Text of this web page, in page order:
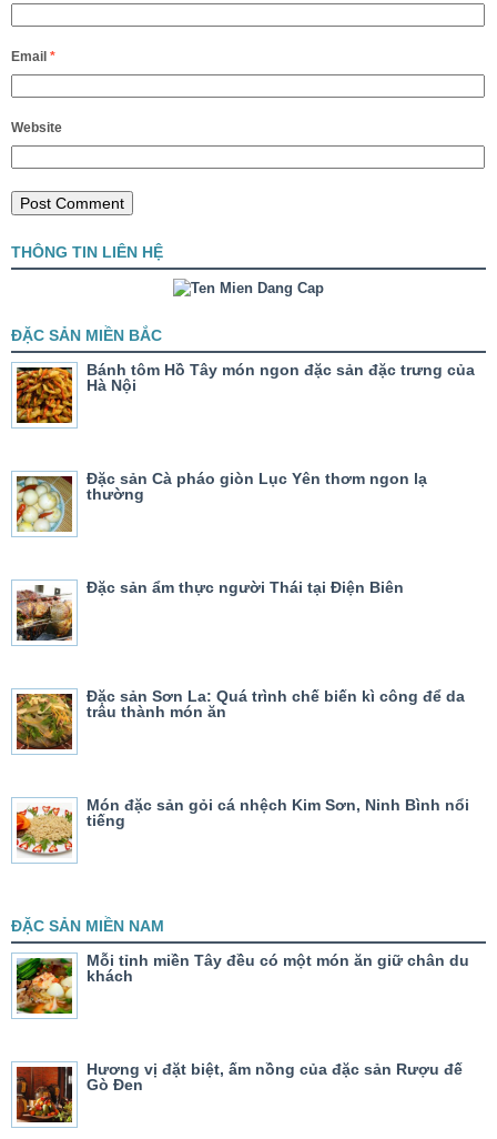
Email *
Website
THÔNG TIN LIÊN HỆ
ĐẶC SẢN MIỀN BẮC
Bánh tôm Hồ Tây món ngon đặc sản đặc trưng của
Hà Nội
Đặc sản Cà pháo giòn Lục Yên thơm ngon lạ
thường
Đặc sản ẩm thực người Thái tại Điện Biên
Đặc sản Sơn La: Quá trình chế biến kì công để da
trâu thành món ăn
Món đặc sản gỏi cá nhệch Kim Sơn, Ninh Bình nổi
tiếng
ĐẶC SẢN MIỀN NAM
Mỗi tỉnh miền Tây đều có một món ăn giữ chân du
khách
Hương vị đặt biệt, ấm nồng của đặc sản Rượu đế
Gò Đen